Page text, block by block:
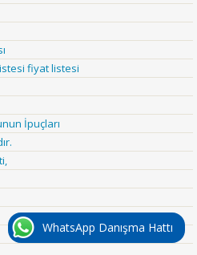
fiyat listesi
İpuçları
WhatsApp Danışma Hattı